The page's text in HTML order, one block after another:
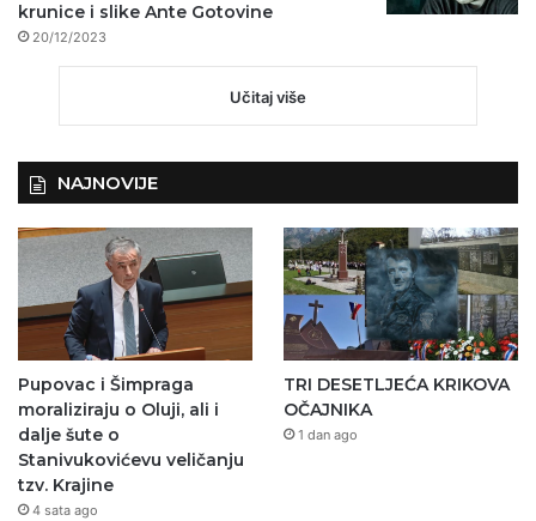
krunice i slike Ante Gotovine
20/12/2023
Učitaj više
NAJNOVIJE
Pupovac i Šimpraga
moraliziraju o Oluji, ali i
dalje šute o
Stanivukovićevu veličanju
tzv. Krajine
4 sata ago
TRI DESETLJEĆA KRIKOVA
OČAJNIKA
1 dan ago